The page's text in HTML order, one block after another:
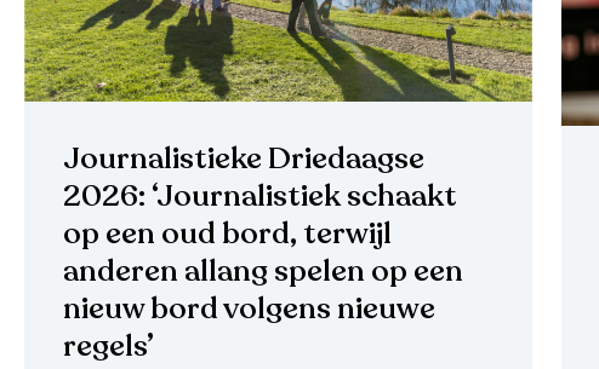
Journalistieke Driedaagse
2026: ‘Journalistiek schaakt
op een oud bord, terwijl
anderen allang spelen op een
nieuw bord volgens nieuwe
regels’